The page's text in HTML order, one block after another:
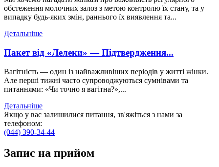
обстеження молочних залоз з метою контролю їх стану, та у
випадку будь-яких змін, раннього їх виявлення та...
Детальніше
Пакет від «Лелеки» — Підтвердження...
Вагітність — один із найважливіших періодів у житті жінки.
Але перші тижні часто супроводжуються сумнівами та
питаннями: «Чи точно я вагітна?»,...
Детальніше
Якщо у вас залишилися питання, зв'яжіться з нами за
телефоном:
(044) 390-34-44
Запис на прийом